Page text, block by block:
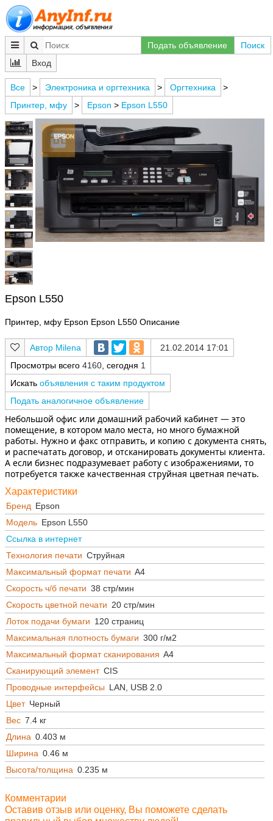
Подать объявление
Поиск
Вход
Все > Электроника и оргтехника > Оргтехника
>
Принтер, мфу
> Epson > Epson L550
Epson L550
Принтер, мфу Epson Epson L550 Описание
Milena
21.02.2014 17:01
Просмотры всего 4160 , сегодня 1
Искать объявления с таким продуктом
Подать аналогичное объявление
Небольшой офис или домашний рабочий кабинет — это
помещение, в котором мало места, но много бумажной
работы. Нужно и факс отправить, и копию с документа снять,
и распечатать договор, и отсканировать документы клиента.
А если бизнес подразумевает работу с изображениями, то
потребуется также качественная струйная цветная печать.
Характеристики
Бренд Epson
Модель Epson L550
Ссылка в интернет
Технология печати Струйная
Максимальный формат печати A4
Скорость ч/б печати 38 стр/мин
Скорость цветной печати 20 стр/мин
Лоток подачи бумаги 120 страниц
Максимальная плотность бумаги 300 г/м2
Максимальный формат сканирования A4
Сканирующий элемент CIS
Проводные интерфейсы LAN, USB 2.0
Цвет Черный
Вес 7.4 кг
Длина 0.403 м
Ширина 0.46 м
Высота/толщина 0.235 м
Комментарии
Оставив отзыв или оценку, Вы поможете сделать